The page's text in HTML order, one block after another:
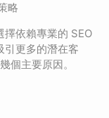
略
依賴專業的 SEO
引更多的潛在客
個主要原因。